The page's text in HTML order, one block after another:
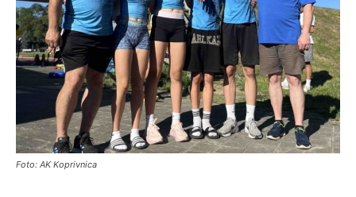
Foto: AK Koprivnica